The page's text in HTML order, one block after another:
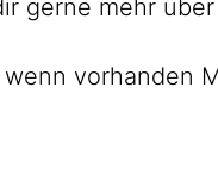
gerne mehr
vorhanden